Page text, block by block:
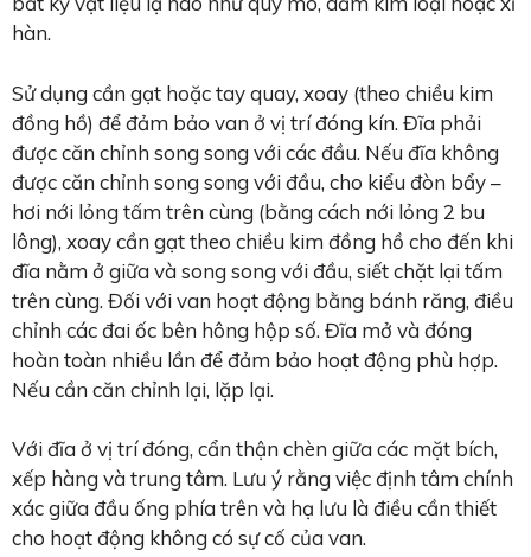
hàn.
Sử dụng cần gạt hoặc tay quay, xoay (theo chiều kim
đồng hồ) để đảm bảo van ở vị trí đóng kín. Đĩa phải
được căn chỉnh song song với các đầu. Nếu đĩa không
được căn chỉnh song song với đầu, cho kiểu đòn bẩy –
hơi nới lỏng tấm trên cùng (bằng cách nới lỏng 2 bu
lông), xoay cần gạt theo chiều kim đồng hồ cho đến khi
đĩa nằm ở giữa và song song với đầu, siết chặt lại tấm
trên cùng. Đối với van hoạt động bằng bánh răng, điều
chỉnh các đai ốc bên hông hộp số. Đĩa mở và đóng
hoàn toàn nhiều lần để đảm bảo hoạt động phù hợp.
Nếu cần căn chỉnh lại, lặp lại.
Với đĩa ở vị trí đóng, cẩn thận chèn giữa các mặt bích,
xếp hàng và trung tâm. Lưu ý rằng việc định tâm chính
xác giữa đầu ống phía trên và hạ lưu là điều cần thiết
cho hoạt động không có sự cố của van.